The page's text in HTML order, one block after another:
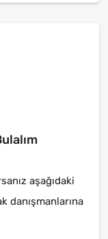
aşağıdaki
danışmanlarına